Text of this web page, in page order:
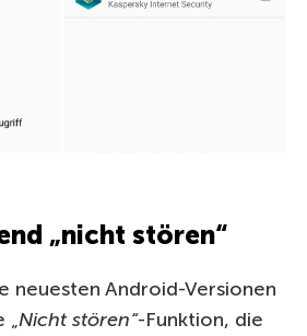
„nicht stören“
neuesten Android-Versionen
„Nicht stören“-Funktion, die